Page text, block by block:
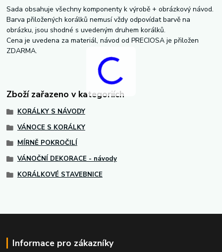
Sada obsahuje všechny komponenty k výrobě + obrázkový návod.
Barva přiložených korálků nemusí vždy odpovídat barvě na
obrázku, jsou shodné s uvedeným druhem korálků.
Cena je uvedena za materiál, návod od PRECIOSA je přiložen
ZDARMA.
Zboží zařazeno v kategoriích
KORÁLKY S NÁVODY
VÁNOCE S KORÁLKY
MÍRNĚ POKROČILÍ
VÁNOČNÍ DEKORACE - návody
KORÁLKOVÉ STAVEBNICE
Informace pro zákazníky